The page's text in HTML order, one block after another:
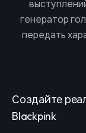
генератор
передать
Создайте
Blackpink